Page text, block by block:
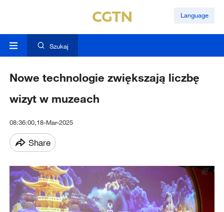
Language
Szukaj
Nowe technologie zwiększają liczbę
wizyt w muzeach
08:36:00,18-Mar-2025
Share